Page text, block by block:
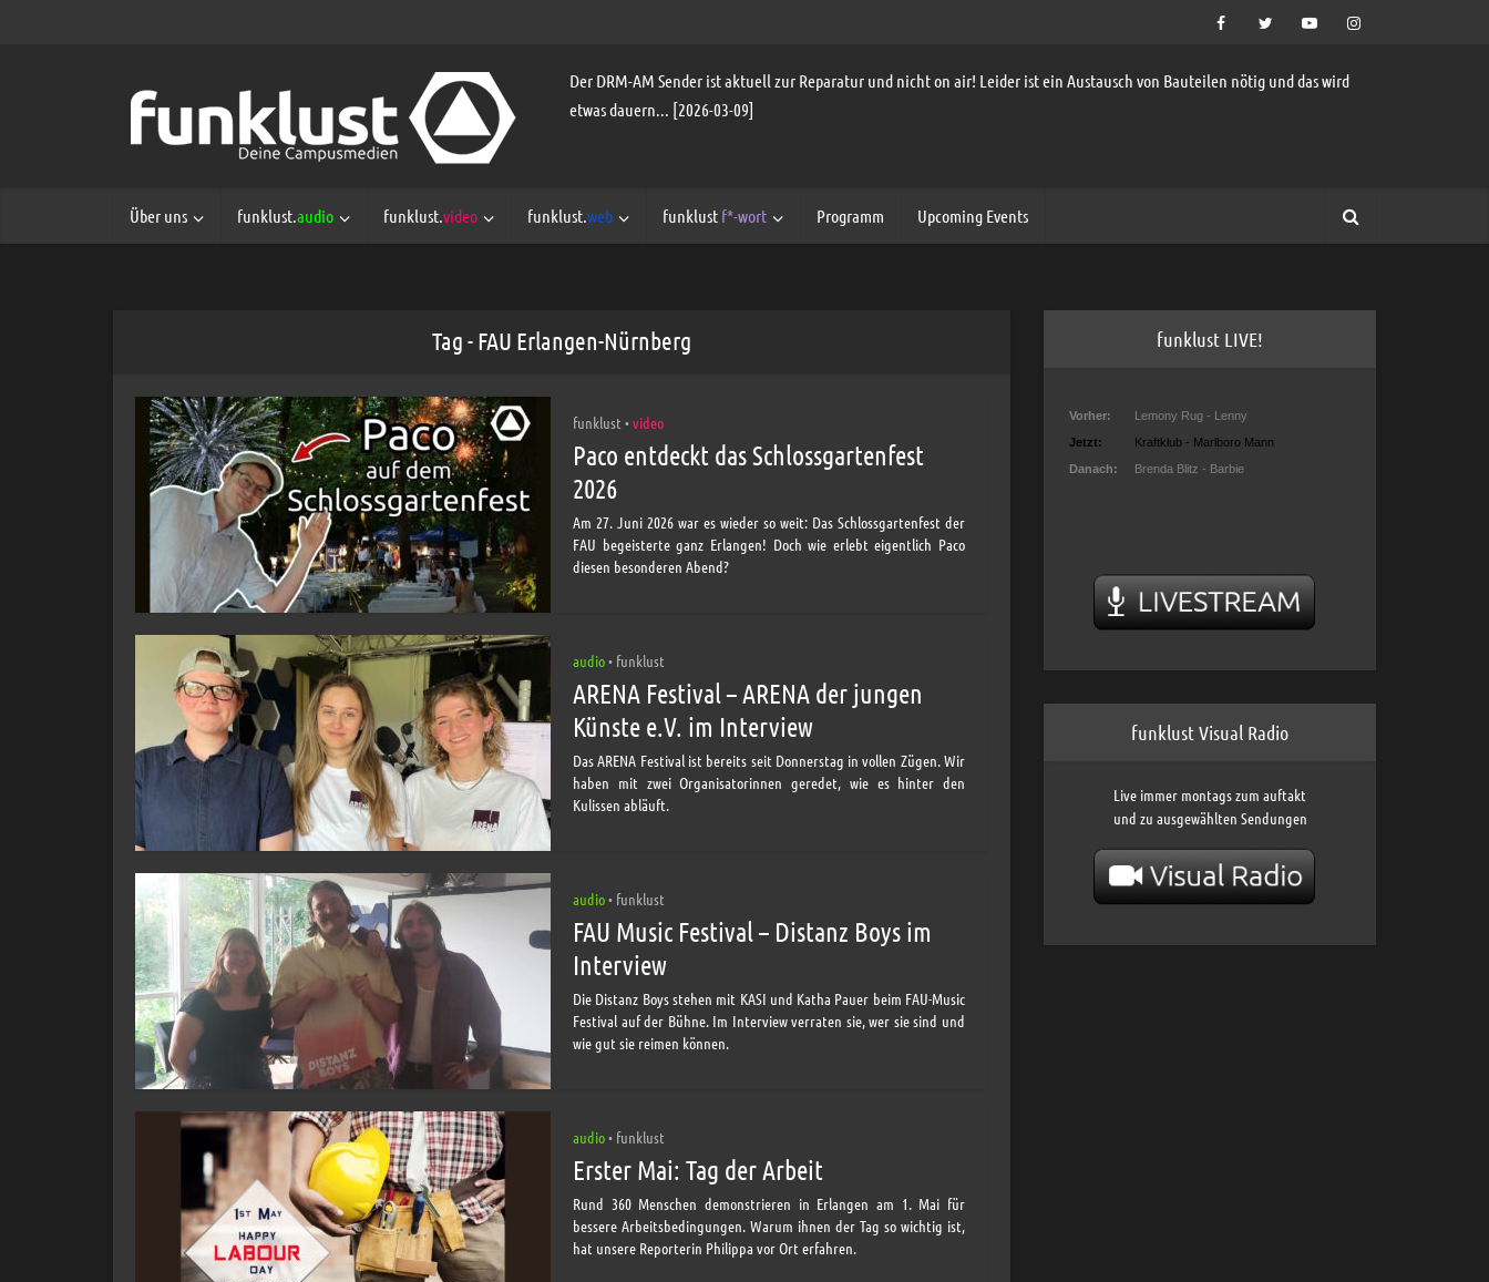
Der DRM-AM Sender ist aktuell zur Reparatur und nicht on air! Leider ist ein Austausch von Bauteilen nötig und das wird
etwas dauern... [2026-03-09]
Über uns funklust.audio funklust.video funklust.web funklust f*-wort Programm Upcoming Events
Tag - FAU Erlangen-Nürnberg
funklust •video
Paco entdeckt das Schlossgartenfest
2026
Am 27. Juni 2026 war es wieder so weit: Das Schlossgartenfest der
FAU begeisterte ganz Erlangen! Doch wie erlebt eigentlich Paco
diesen besonderen Abend?
audio• funklust
ARENA Festival – ARENA der jungen
Künste e.V. im Interview
Das ARENA Festival ist bereits seit Donnerstag in vollen Zügen. Wir
haben mit zwei Organisatorinnen geredet, wie es hinter den
Kulissen abläuft.
audio• funklust
FAU Music Festival – Distanz Boys im
Interview
Die Distanz Boys stehen mit KASI und Katha Pauer beim FAU-Music
Festival auf der Bühne. Im Interview verraten sie, wer sie sind und
wie gut sie reimen können.
audio• funklust
Erster Mai: Tag der Arbeit
Rund 360 Menschen demonstrieren in Erlangen am 1. Mai für
bessere Arbeitsbedingungen. Warum ihnen der Tag so wichtig ist,
hat unsere Reporterin Philippa vor Ort erfahren.
funklust LIVE!
funklust Visual Radio
Live immer montags zum auftakt
und zu ausgewählten Sendungen